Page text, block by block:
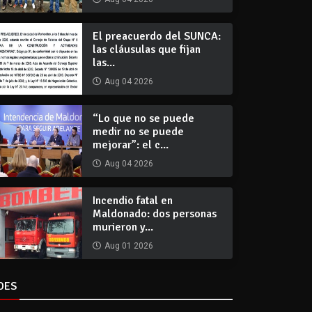
El preacuerdo del SUNCA:
las cláusulas que fijan
las...
Aug 04 2026
“Lo que no se puede
medir no se puede
mejorar”: el c...
Aug 04 2026
Incendio fatal en
Maldonado: dos personas
murieron y...
Aug 01 2026